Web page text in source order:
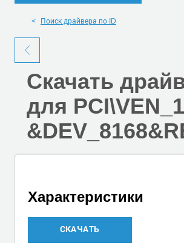
Поиск драйвера по ID
Скачать
для
&DEV_8168
Характеристики
СКАЧАТЬ